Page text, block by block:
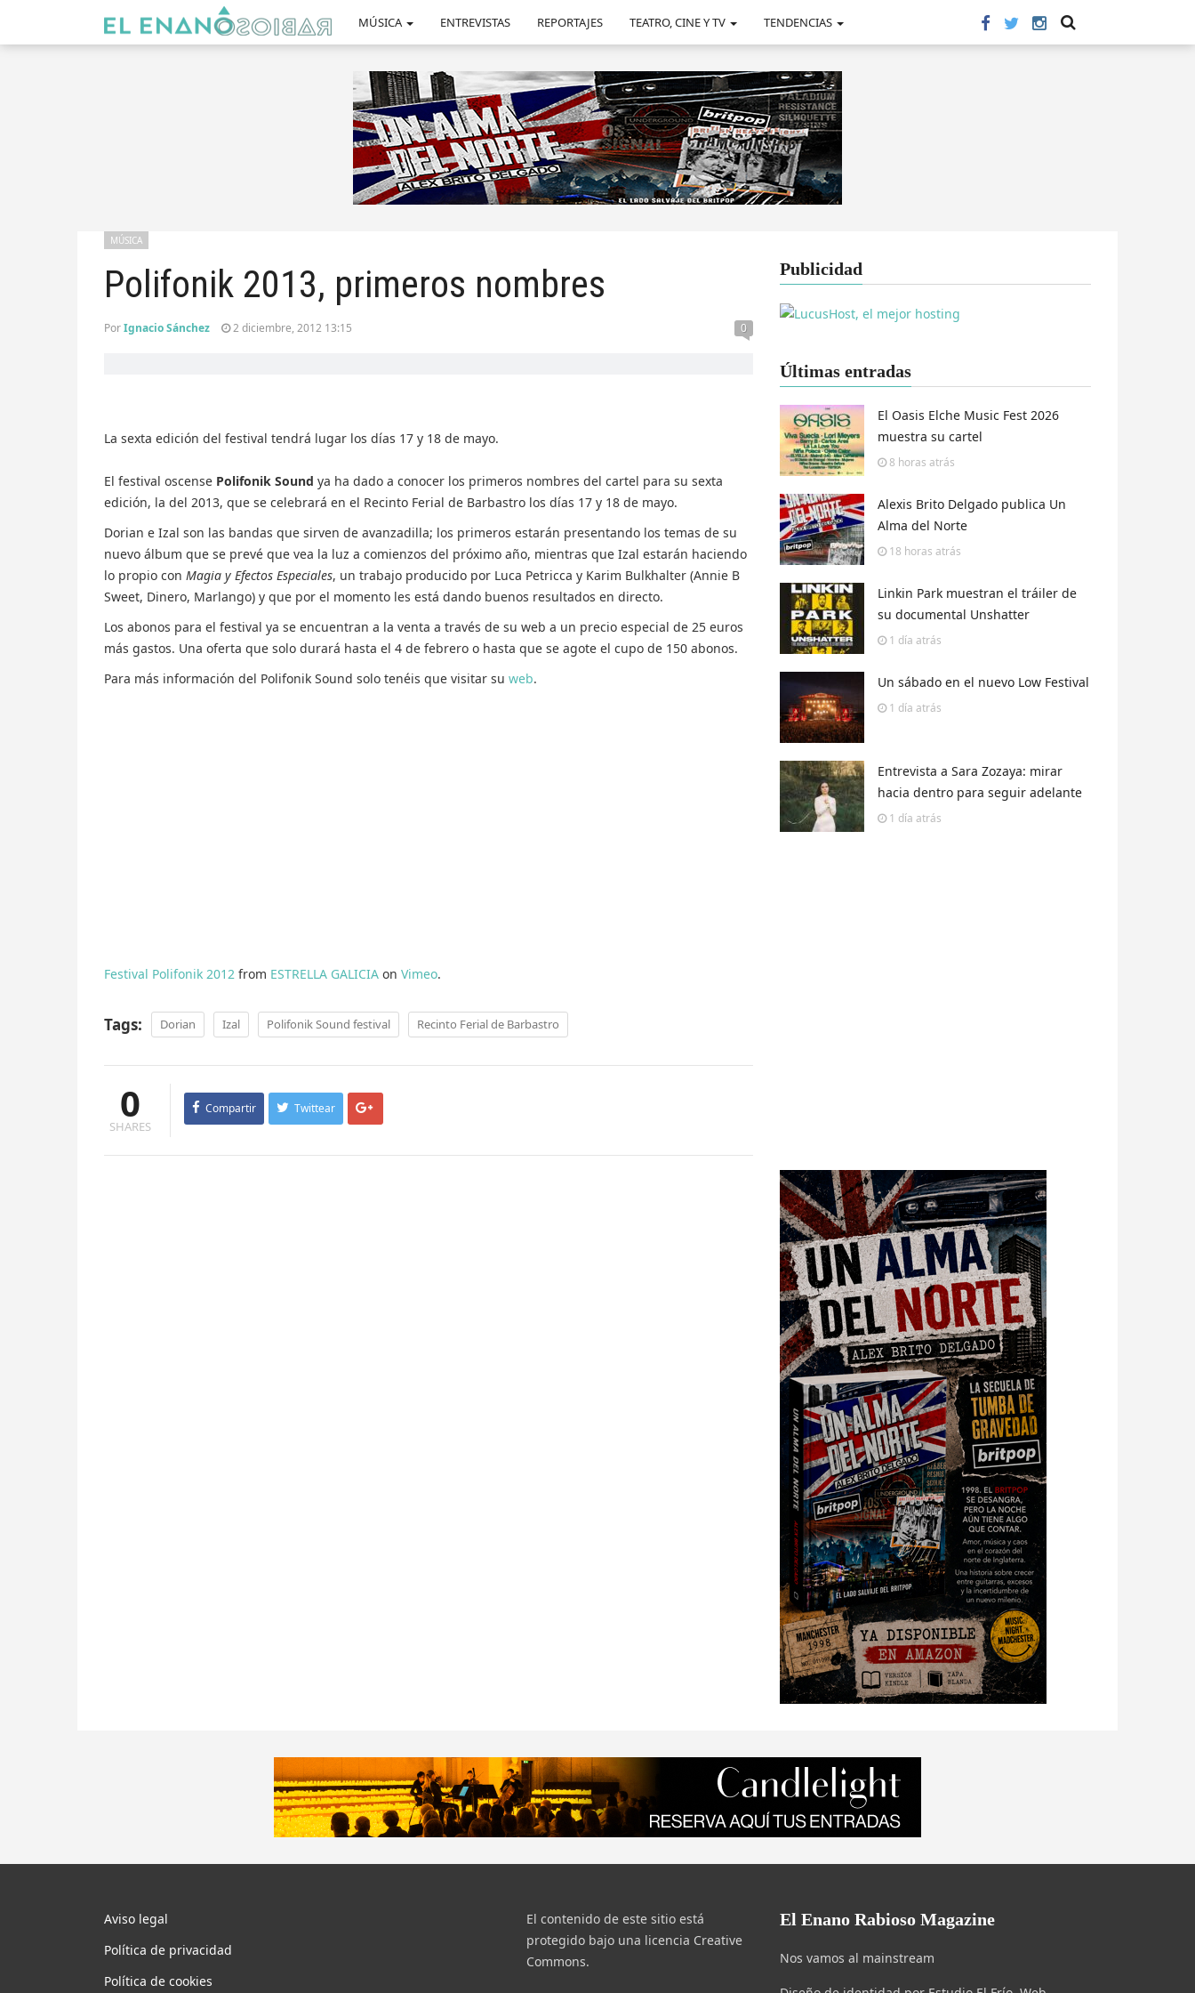
MÚSICA ENTREVISTAS REPORTAJES TEATRO, CINE Y TV TENDENCIAS
Polifonik 2013, primeros nombres
MÚSICA
PorIgnacio Sánchez 2 diciembre, 2012 13:15 0
La sexta edición del festival tendrá lugar los días 17 y 18 de mayo.
El festival oscense Polifonik Sound ya ha dado a conocer los primeros nombres del cartel para su sexta
edición, la del 2013, que se celebrará en el Recinto Ferial de Barbastro los días 17 y 18 de mayo.
Dorian e Izal son las bandas que sirven de avanzadilla; los primeros estarán presentando los temas de su
nuevo álbum que se prevé que vea la luz a comienzos del próximo año, mientras que Izal estarán haciendo
lo propio con Magia y Efectos Especiales, un trabajo producido por Luca Petricca y Karim Bulkhalter (Annie B
Sweet, Dinero, Marlango) y que por el momento les está dando buenos resultados en directo.
Los abonos para el festival ya se encuentran a la venta a través de su web a un precio especial de 25 euros
más gastos. Una oferta que solo durará hasta el 4 de febrero o hasta que se agote el cupo de 150 abonos.
Para más información del Polifonik Sound solo tenéis que visitar su web.
Festival Polifonik 2012 from ESTRELLA GALICIA on Vimeo.
Tags: Dorian Izal Polifonik Sound festival Recinto Ferial de Barbastro
0
SHARES
Compartir Twittear
Publicidad
Últimas entradas
El Oasis Elche Music Fest 2026
muestra su cartel
8 horas atrás
Alexis Brito Delgado publica Un
Alma del Norte
18 horas atrás
Linkin Park muestran el tráiler de
su documental Unshatter
1 día atrás
Un sábado en el nuevo Low Festival
1 día atrás
Entrevista a Sara Zozaya: mirar
hacia dentro para seguir adelante
1 día atrás
Aviso legal
Política de privacidad
Política de cookies
El contenido de este sitio está
protegido bajo una licencia Creative
Commons.
El Enano Rabioso Magazine
Nos vamos al mainstream